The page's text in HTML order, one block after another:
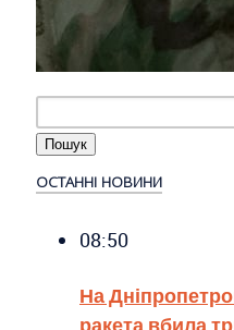
ОСТАННІ НОВИНИ
08:50
На
ракета вбила